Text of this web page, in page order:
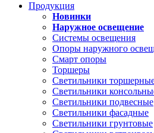
Продукция
Новинки
Наружное освещение
Системы освещения
Опоры наружного
Смарт опоры
Торшеры
Светильники
Светильники
Светильники подвесные
Светильники фасадные
Светильники грунтовые